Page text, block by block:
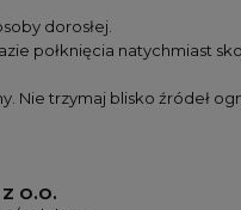
dorosłej.
połknięcia natychmiast
Nie trzymaj blisko źródeł
O.O.